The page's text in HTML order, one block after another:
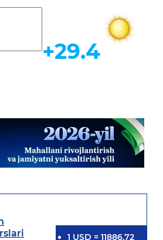
Ob-havo
+29.4
1 USD = 11886.72